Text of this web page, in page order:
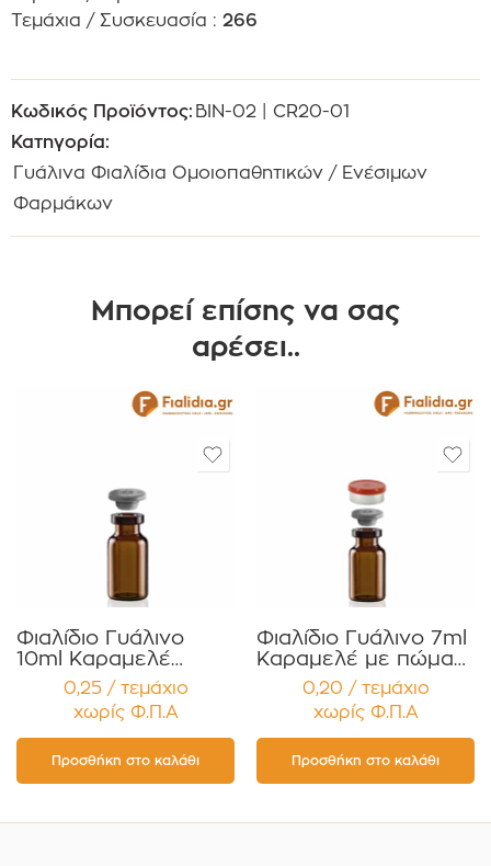
Τεμάχια / Συσκευασία : 266
Κωδικός Προϊόντος: BIN-02 | CR20-01
Κατηγορία:
Γυάλινα Φιαλίδια Ομοιοπαθητικών / Ενέσιμων
Φαρμάκων
Μπορεί επίσης να σας
αρέσει..
Φιαλίδιο Γυάλινο
10ml Καραμελέ
Ομοιοπαθητικών με
πώμα / Ενέσιμων
Φαρμάκων
Συσκευασία 12
τεμαχίων
0,25 / τεμάχιο
χωρίς Φ.Π.Α
Προσθήκη στο καλάθι
Φιαλίδιο Γυάλινο 7ml
Καραμελέ με πώμα
Flip Off
Ομοιοπαθητικών /
Ενέσιμων Φαρμάκων
Συσκευασία 12
τεμαχίων
0,20 / τεμάχιο
χωρίς Φ.Π.Α
Προσθήκη στο καλάθι